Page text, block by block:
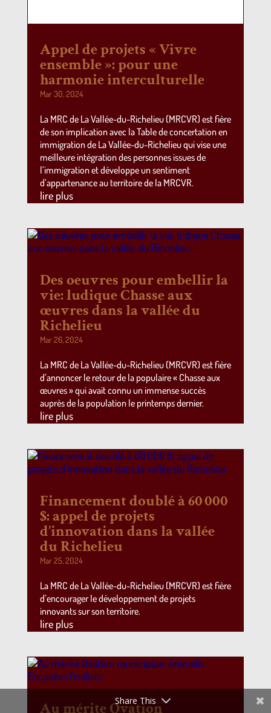
Appel de projets « Vivre
ensemble »: pour une
harmonie interculturelle
Mar 30, 2024
La MRC de La Vallée-du-Richelieu (MRCVR) est fière
de son implication avec la Table de concertation en
immigration de La Vallée-du-Richelieu qui vise une
meilleure intégration des personnes issues de
l’immigration et développe un sentiment
d’appartenance au territoire de la MRCVR.
lire plus
Des oeuvres pour embellir la
vie: ludique Chasse aux
œuvres dans la vallée du
Richelieu
Mar 26, 2024
La MRC de La Vallée-du-Richelieu (MRCVR) est fière
d’annoncer le retour de la populaire « Chasse aux
œuvres » qui avait connu un immense succès
auprès de la population le printemps dernier.
lire plus
Financement doublé à 60 000
$: appel de projets
d’innovation dans la vallée
du Richelieu
Mar 25, 2024
La MRC de La Vallée-du-Richelieu (MRCVR) est fière
d’encourager le développement de projets
innovants sur son territoire.
lire plus
Au mérite Ovation
Share This